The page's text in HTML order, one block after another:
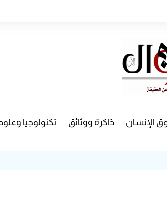
الإنسان ذاكرة ووثائق تكنولوجيا